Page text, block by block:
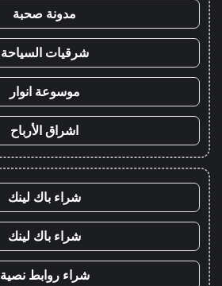
مدونة صحبة
شرقيات السياحة
موسوعة انوار
اشراق الأرباح
شراء باك لينك
شراء باك لينك
شراء روابط نصية